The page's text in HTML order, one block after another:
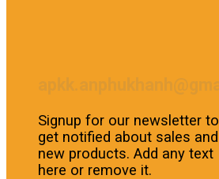
Signup for our newsletter to
get notified about sales and
new products. Add any text
here or remove it.